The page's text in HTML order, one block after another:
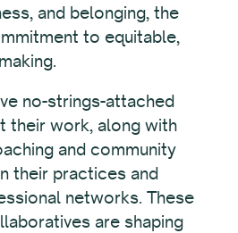
and belonging, the
to equitable,
no-strings-attached
their work, along with
and community
their practices and
networks. These
are shaping